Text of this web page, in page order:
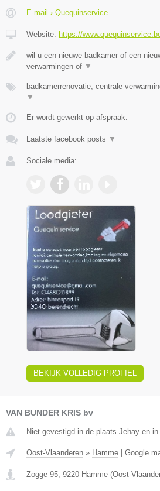
E-mail › Quequinservice
Website: https://
wil u een nieuwe badkamer of een
verwarmingen of ▼
badkamerrenovatie, centrale
▼
Er wordt gewerkt op afspraak.
Laatste facebook posts ▼
Sociale media:
BEKIJK VOLLEDIG PROFIEL
VAN BUNDER KRIS bv
Niet gevestigd in de plaats Jehay en
Oost-Vlaanderen » Hamme Google
Zogge 95, 9220 Hamme (Oost-